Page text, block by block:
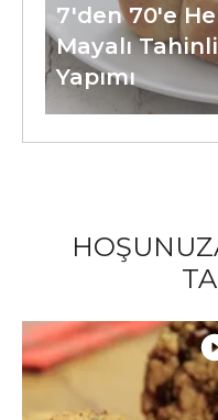
7'den 70'e
Mayalı
Yapımı